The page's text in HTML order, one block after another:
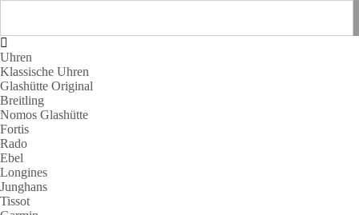
Uhren
Klassische Uhren
Glashütte Original
Breitling
Nomos Glashütte
Fortis
Rado
Ebel
Longines
Junghans
Tissot